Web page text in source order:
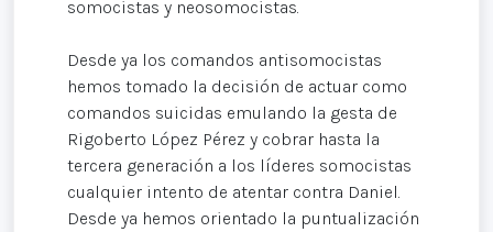
somocistas y neosomocistas.
Desde ya los comandos antisomocistas
hemos tomado la decisión de actuar como
comandos suicidas emulando la gesta de
Rigoberto López Pérez y cobrar hasta la
tercera generación a los líderes somocistas
cualquier intento de atentar contra Daniel.
Desde ya hemos orientado la puntualización